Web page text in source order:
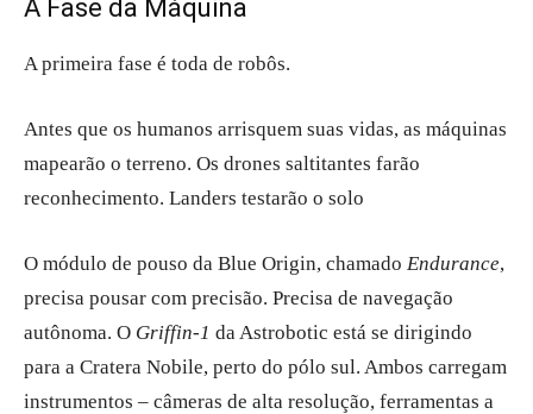
A Fase da Máquina
A primeira fase é toda de robôs.
Antes que os humanos arrisquem suas vidas, as máquinas
mapearão o terreno. Os drones saltitantes farão
reconhecimento. Landers testarão o solo
O módulo de pouso da Blue Origin, chamado Endurance,
precisa pousar com precisão. Precisa de navegação
autônoma. O Griffin-1 da Astrobotic está se dirigindo
para a Cratera Nobile, perto do pólo sul. Ambos carregam
instrumentos – câmeras de alta resolução, ferramentas a